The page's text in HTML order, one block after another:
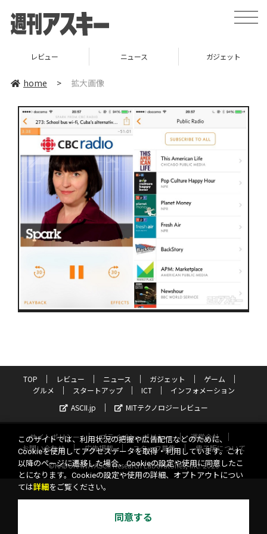
toggle
レビュー ニュース ガジェット
home > 拡大画像
TOP レビュー ニュース ガジェット
ゲーム
グルメ
スタートアップ ICT
インフォメーション
ASCII.jp
MITテクノロジーレビュー
サイトポリシー プライバシーポリシー
運営会社
お問い合わせ
広告掲載 スタッフ募集
電子版について
©KADOKAWA ASCII Research Laboratories, Inc. 2026
このサイトでは、利用状況の把握や広告配信などのために、
Cookieを使用してアクセスデータを取得・利用しています。これ
以降のページに遷移した場合、Cookieの設定や使用に同意したこ
とになります。Cookieの設定や使用の詳細、オプトアウトについ
ては詳細 をご覧ください。
同意する